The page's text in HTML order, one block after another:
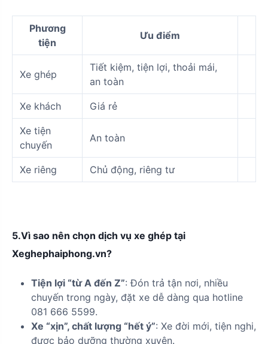
Phương
tiện
Ưu điểm
Xe ghép
Tiết kiệm, tiện lợi, thoải mái,
an toàn
Xe khách Giá rẻ
Xe tiện
chuyến
An toàn
Xe riêng Chủ động, riêng tư
5.Vì sao nên chọn dịch vụ xe ghép tại
Xeghephaiphong.vn?
Tiện lợi “từ A đến Z”: Đón trả tận nơi, nhiều
chuyến trong ngày, đặt xe dễ dàng qua hotline
081 666 5599.
Xe “xịn”, chất lượng “hết ý”: Xe đời mới, tiện nghi,
được bảo dưỡng thường xuyên.